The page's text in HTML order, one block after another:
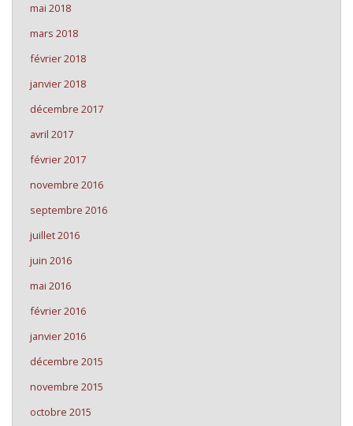
mai 2018
mars 2018
février 2018
janvier 2018
décembre 2017
avril 2017
février 2017
novembre 2016
septembre 2016
juillet 2016
juin 2016
mai 2016
février 2016
janvier 2016
décembre 2015
novembre 2015
octobre 2015